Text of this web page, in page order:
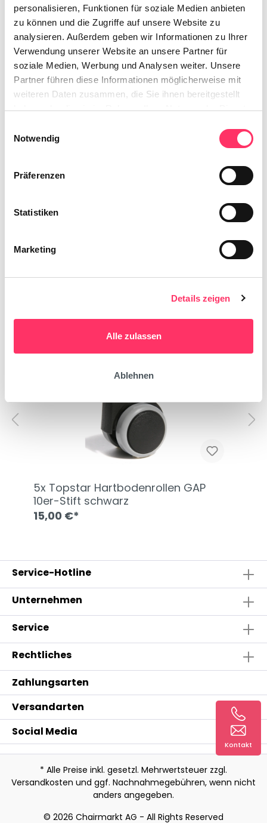
personalisieren, Funktionen für soziale Medien anbieten
zu können und die Zugriffe auf unsere Website zu
analysieren. Außerdem geben wir Informationen zu Ihrer
Verwendung unserer Website an unsere Partner für
soziale Medien, Werbung und Analysen weiter. Unsere
Partner führen diese Informationen möglicherweise mit
weiteren Daten zusammen, die Sie ihnen bereitgestellt
haben oder die sie im Rahmen Ihrer Nutzung der Dienste
Notwendig
Präferenzen
Statistiken
Marketing
Details zeigen
Alle zulassen
Ablehnen
In den Warenkorb
Zum Merkzettel hinzufügen
Produktnummer: LT0BKBC1
Sie haben nichts Passendes gefunden? Wir helfen Ihnen
gerne weiter! Sollte nicht die passende Farbe oder der
Trusted Shops Bewertungen
5x Topstar Hartbodenrollen GAP
10er-Stift schwarz
15,00 €*
Service-Hotline
Unternehmen
Service
Rechtliches
Zahlungsarten
Versandarten
Social Media
* Alle Preise inkl. gesetzl. Mehrwertsteuer zzgl.
Versandkosten und ggf. Nachnahmegebühren, wenn nicht
anders angegeben.
© 2026 Chairmarkt AG - All Rights Reserved
Kontakt